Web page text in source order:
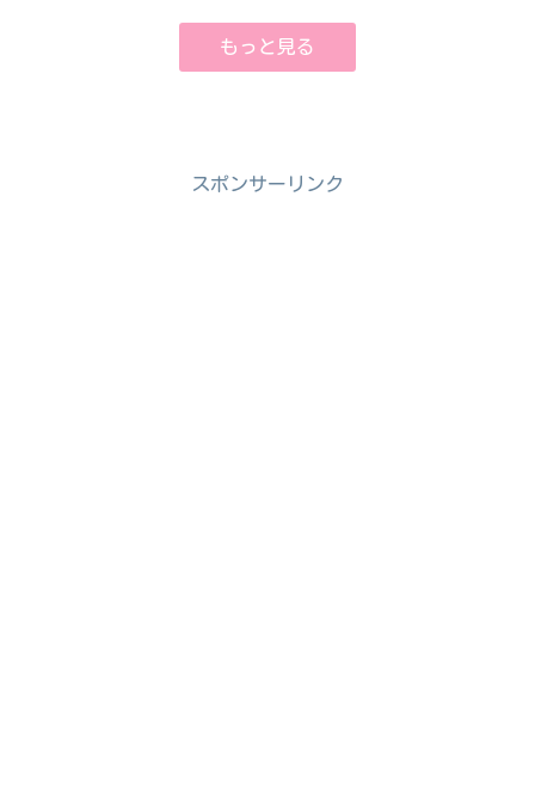
もっと見る
スポンサーリンク